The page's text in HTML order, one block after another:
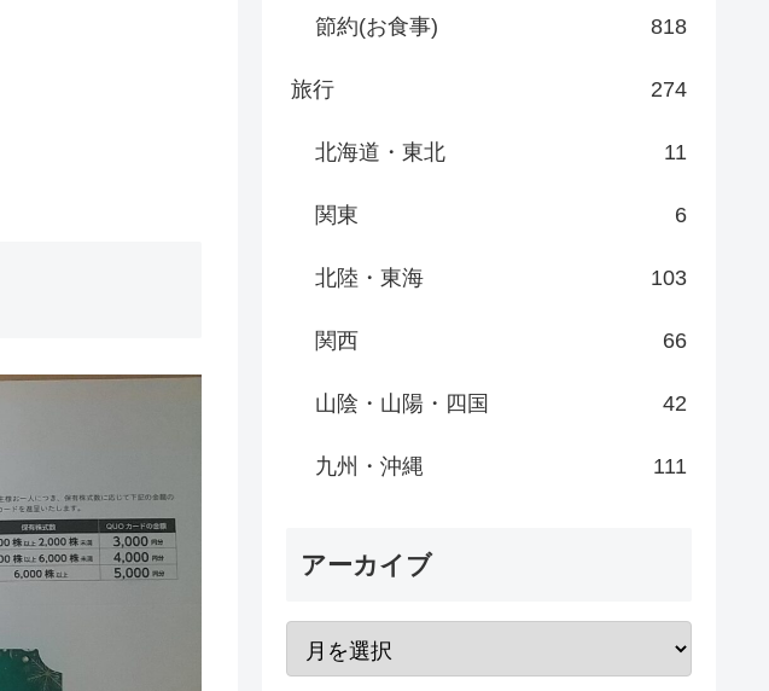
節約(お食事) 818
旅行 274
北海道・東北 11
関東 6
北陸・東海 103
関西 66
山陰・山陽・四国 42
九州・沖縄 111
アーカイブ